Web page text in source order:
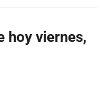
hoy viernes,